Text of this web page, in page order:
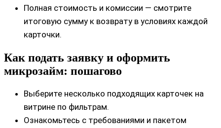
Полная стоимость и комиссии — смотрите
итоговую сумму к возврату в условиях каждой
карточки.
Как подать заявку и оформить
микрозайм: пошагово
Выберите несколько подходящих карточек на
витрине по фильтрам.
Ознакомьтесь с требованиями и пакетом